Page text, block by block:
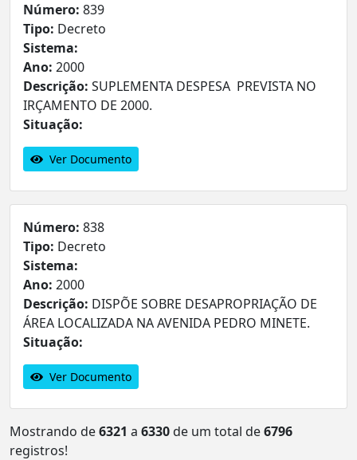
Número: 839
Tipo: Decreto
Sistema:
Ano: 2000
Descrição: SUPLEMENTA DESPESA PREVISTA NO
IRÇAMENTO DE 2000.
Situação:
Ver Documento
Número: 838
Tipo: Decreto
Sistema:
Ano: 2000
Descrição: DISPÕE SOBRE DESAPROPRIAÇÃO DE
ÁREA LOCALIZADA NA AVENIDA PEDRO MINETE.
Situação:
Ver Documento
Mostrando de6321 a 6330de um total de6796
registros!